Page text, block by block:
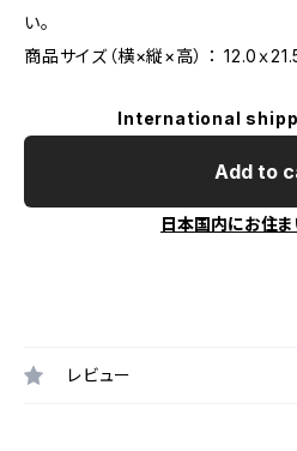
い。
商品サイズ（横×縦×高） ： 12.0ｘ
International
Add to
日本国内にお住
レビュー